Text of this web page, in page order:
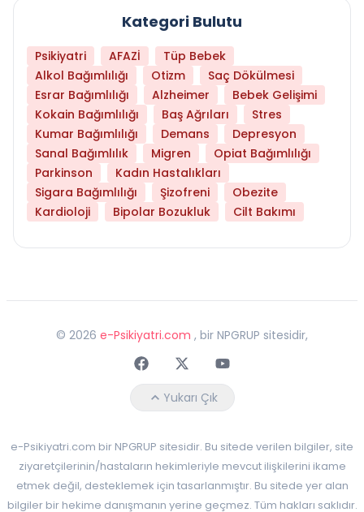
Kategori Bulutu
Psikiyatri AFAZİ
Tüp Bebek
Alkol Bağımlılığı
Otizm
Saç Dökülmesi
Esrar Bağımlılığı
Alzheimer
Bebek Gelişimi
Kokain Bağımlılığı
Baş Ağrıları
Stres
Kumar Bağımlılığı
Demans
Depresyon
Sanal Bağımlılık
Migren
Opiat Bağımlılığı
Parkinson
Kadın Hastalıkları
Sigara Bağımlılığı
Şizofreni
Obezite
Kardioloji
Bipolar Bozukluk Cilt Bakımı
© 2026 e-Psikiyatri.com , bir NPGRUP sitesidir,
FaceebokTwitterYoutube
Yukarı Çık
e-Psikiyatri.com bir NPGRUP sitesidir. Bu sitede verilen bilgiler, site
ziyaretçilerinin/hastaların hekimleriyle mevcut ilişkilerini ikame
etmek değil, desteklemek için tasarlanmıştır. Bu sitede yer alan
bilgiler bir hekime danışmanın yerine geçmez. Tüm hakları saklıdır.